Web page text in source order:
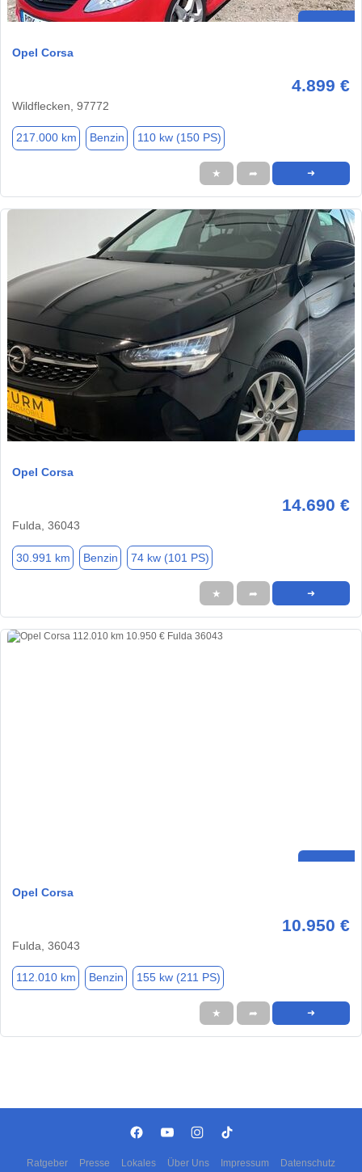
Opel Corsa
4.899 €
Wildflecken, 97772
217.000 km Benzin 110 kw (150 PS)
★ ➦ ➜
Opel Corsa
14.690 €
Fulda, 36043
30.991 km Benzin 74 kw (101 PS)
★ ➦ ➜
Opel Corsa
10.950 €
Fulda, 36043
112.010 km Benzin 155 kw (211 PS)
★ ➦ ➜
Ratgeber Presse Lokales Über Uns Impressum Datenschutz